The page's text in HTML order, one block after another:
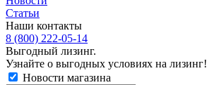
Статьи
Наши контакты
8 (800) 222-05-14
Выгодный лизинг.
Узнайте о выгодных условиях на лизинг!
Новости магазина